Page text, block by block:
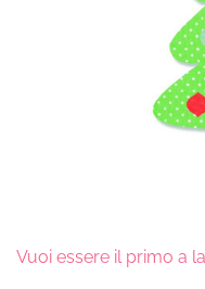
Vuoi essere il primo a